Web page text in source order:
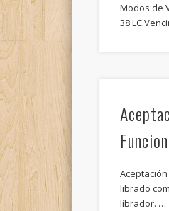
Modos de
38
librado
librador. …